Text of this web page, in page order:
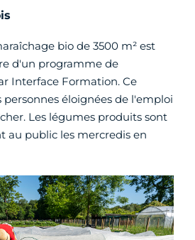
bio de 3500 m² est
d'un programme de
Interface Formation. Ce
éloignées de l'emploi
Les légumes produits sont
au public les mercredis en